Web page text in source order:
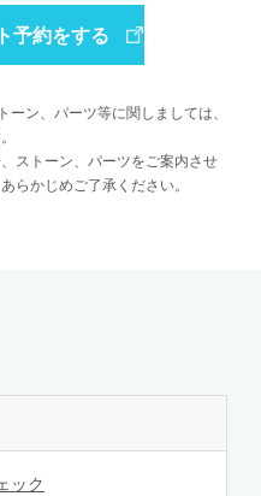
予約をする
ン、パーツ等に関しましては、
ストーン、パーツをご案内させ
らかじめご了承ください。
ック